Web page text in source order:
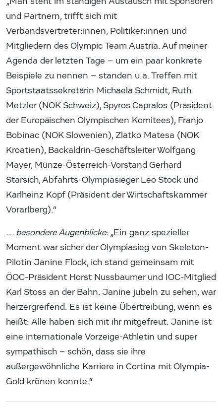
und Partnern, trifft sich mit
Verbandsvertreter:innen, Politiker:innen und
Mitgliedern des Olympic Team Austria. Auf meiner
Agenda der letzten Tage – um ein paar konkrete
Beispiele zu nennen – standen u.a. Treffen mit
Sportstaatssekretärin Michaela Schmidt, Ruth
Metzler (NOK Schweiz), Spyros Capralos (Präsident
der Europäischen Olympischen Komitees), Franjo
Bobinac (NOK Slowenien), Zlatko Matesa (NOK
Kroatien), Backaldrin-Geschäftsleiter Wolfgang
Mayer, Münze-Österreich-Vorstand Gerhard
Starsich, Abfahrts-Olympiasieger Leo Stock und
Karlheinz Kopf (Präsident der Wirtschaftskammer
Vorarlberg).“
…. besondere Augenblicke:„Ein ganz spezieller
Moment war sicher der Olympiasieg von Skeleton-
Pilotin Janine Flock, ich stand gemeinsam mit
ÖOC-Präsident Horst Nussbaumer und IOC-Mitglied
Karl Stoss an der Bahn. Janine jubeln zu sehen, war
herzergreifend. Es ist keine Übertreibung, wenn es
heißt: Alle haben sich mit ihr mitgefreut. Janine ist
eine internationale Vorzeige-Athletin und super
sympathisch – schön, dass sie ihre
außergewöhnliche Karriere in Cortina mit Olympia-
Gold krönen konnte.“